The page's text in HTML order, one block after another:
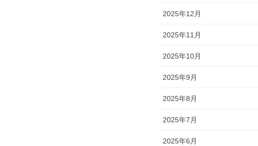
2025年12月
2025年11月
2025年10月
2025年9月
2025年8月
2025年7月
2025年6月